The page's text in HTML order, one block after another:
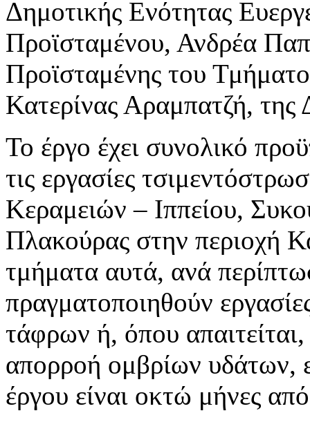
Δημοτικής Ενότητας
Προϊσταμένου, Ανδρέα
Προϊσταμένης του
Κατερίνας Αραμπατζή, της
Το έργο έχει συνολικό
τις εργασίες
Κεραμειών – Ιππείου,
Πλακούρας στην περιοχή
τμήματα αυτά, ανά
πραγματοποιηθούν
τάφρων ή, όπου
απορροή ομβρίων υδάτων,
έργου είναι οκτώ μήνες